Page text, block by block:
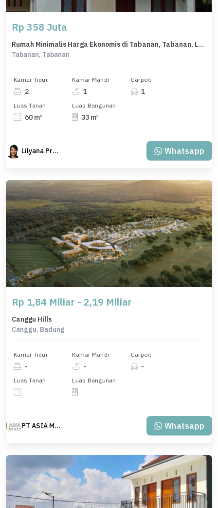
Rp 358 Juta
Rumah Minimalis Harga Ekonomis di Tabanan, Tabanan, LB 33m²
Tabanan, Tabanan
Kamar Tidur
2
Kamar Mandi
1
Carport
1
Luas Tanah
60 m²
Luas Bangunan
33 m²
Lilyana Property Whatsapp
Rp 1,84 Miliar - 2,19 Miliar
Canggu Hills
Canggu, Badung
Kamar Tidur
-
Kamar Mandi
-
Carport
-
Luas Tanah Luas Bangunan
PT ASIA MAS REALTY Whatsapp